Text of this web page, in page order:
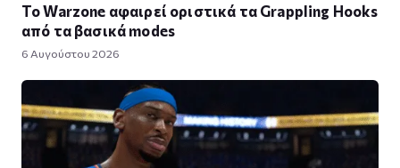
Το Warzone αφαιρεί οριστικά τα Grappling Hooks
από τα βασικά modes
6 Αυγούστου 2026